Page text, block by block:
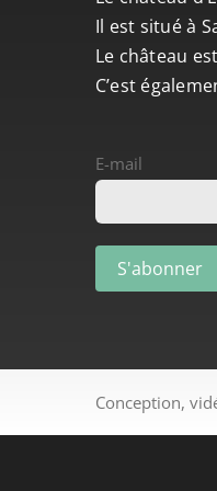
Il est situé à
Le château
C’est
E-mail
Conception,